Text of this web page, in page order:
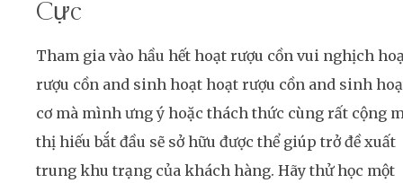
Cực
Tham gia vào hầu hết hoạt rượu cồn vui nghịch
rượu cồn and sinh hoạt hoạt rượu cồn and sinh
cơ mà mình ưng ý hoặc thách thức cùng rất cộng
thị hiếu bắt đầu sẽ sở hữu được thể giúp trở đề xuất
trung khu trạng của khách hàng. Hãy thử học một